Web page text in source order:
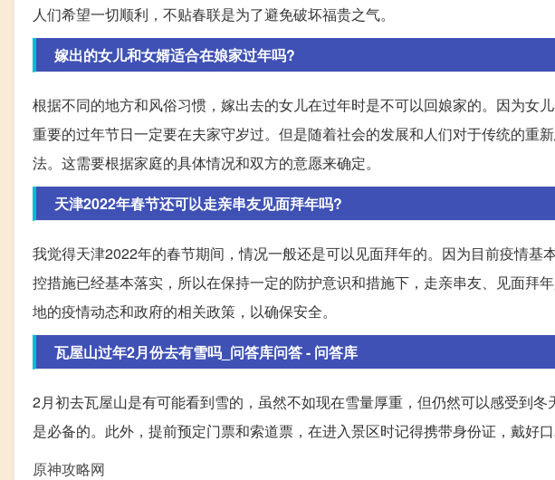
人们希望一切顺利，不贴春联是为了避免破坏福贵之气。
嫁出的女儿和女婿适合在娘家过年吗?
根据不同的地方和风俗习惯，嫁出去的女儿在过年时是不可以回娘家的。因为女
重要的过年节日一定要在夫家守岁过。但是随着社会的发展和人们对于传统的重
法。这需要根据家庭的具体情况和双方的意愿来确定。
天津2022年春节还可以走亲串友见面拜年吗?
我觉得天津2022年的春节期间，情况一般还是可以见面拜年的。因为目前疫情基
控措施已经基本落实，所以在保持一定的防护意识和措施下，走亲串友、见面拜
地的疫情动态和政府的相关政策，以确保安全。
瓦屋山过年2月份去有雪吗_问答库问答 - 问答库
2月初去瓦屋山是有可能看到雪的，虽然不如现在雪量厚重，但仍然可以感受到
是必备的。此外，提前预定门票和索道票，在进入景区时记得携带身份证，戴好口
原神攻略网